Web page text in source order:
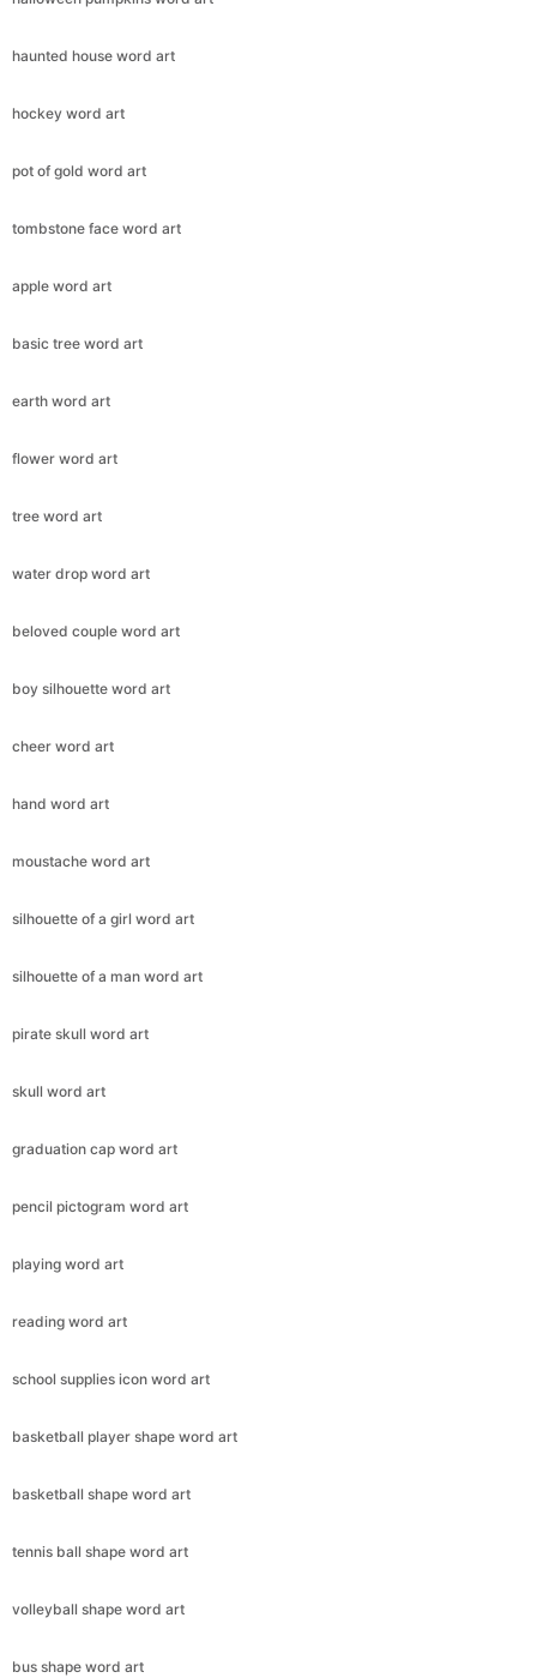
haunted house word art
hockey word art
pot of gold word art
tombstone face word art
apple word art
basic tree word art
earth word art
flower word art
tree word art
water drop word art
beloved couple word art
boy silhouette word art
cheer word art
hand word art
moustache word art
silhouette of a girl word art
silhouette of a man word art
pirate skull word art
skull word art
graduation cap word art
pencil pictogram word art
playing word art
reading word art
school supplies icon word art
basketball player shape word art
basketball shape word art
tennis ball shape word art
volleyball shape word art
bus shape word art